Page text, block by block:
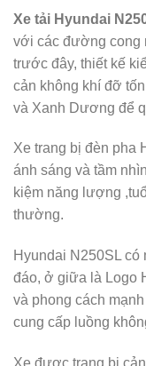
Xe tải Hyundai
với các đường cong
trước đây, thiết kế
cản không khí đỡ
và Xanh Dương để
Xe trang bị đèn pha
ánh sáng và tầm
kiệm năng lượng
thường.
Hyundai N250SL có
đáo, ở giữa là Logo
và phong cách
cung cấp luồng
Xe được trang bị